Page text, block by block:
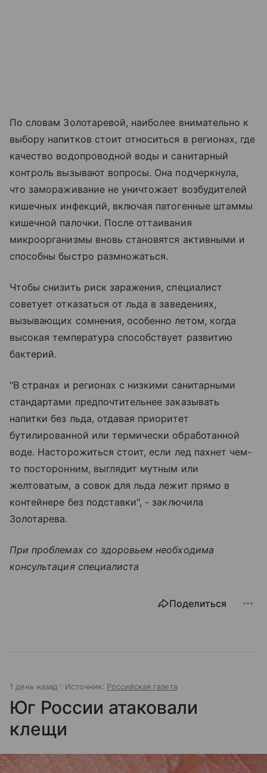
По словам Золотаревой, наиболее внимательно к
выбору напитков стоит относиться в регионах, где
качество водопроводной воды и санитарный
контроль вызывают вопросы. Она подчеркнула,
что замораживание не уничтожает возбудителей
кишечных инфекций, включая патогенные штаммы
кишечной палочки. После оттаивания
микроорганизмы вновь становятся активными и
способны быстро размножаться.
Чтобы снизить риск заражения, специалист
советует отказаться от льда в заведениях,
вызывающих сомнения, особенно летом, когда
высокая температура способствует развитию
бактерий.
"В странах и регионах с низкими санитарными
стандартами предпочтительнее заказывать
напитки без льда, отдавая приоритет
бутилированной или термически обработанной
воде. Насторожиться стоит, если лед пахнет чем-
то посторонним, выглядит мутным или
желтоватым, а совок для льда лежит прямо в
контейнере без подставки", - заключила
Золотарева.
При проблемах со здоровьем необходима
консультация специалиста
Поделиться
1 день назад Источник: Российская газета
Юг России атаковали
клещи